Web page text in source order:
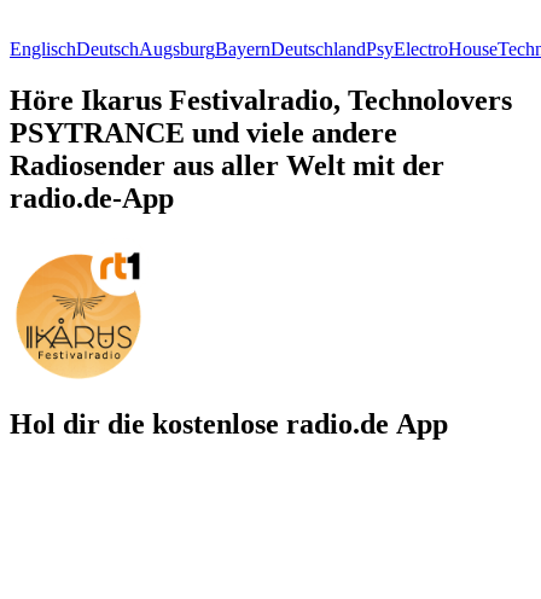
EnglischDeutschAugsburgBayernDeutschlandPsyElectroHouse
Höre Ikarus Festivalradio, Technolovers
PSYTRANCE und viele andere
Radiosender aus aller Welt mit der
radio.de-App
Hol dir die kostenlose radio.de App